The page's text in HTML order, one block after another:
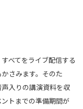
べてをライブ配信する
さみます。そのた
入りの講演資料を収
トまでの準備期間が